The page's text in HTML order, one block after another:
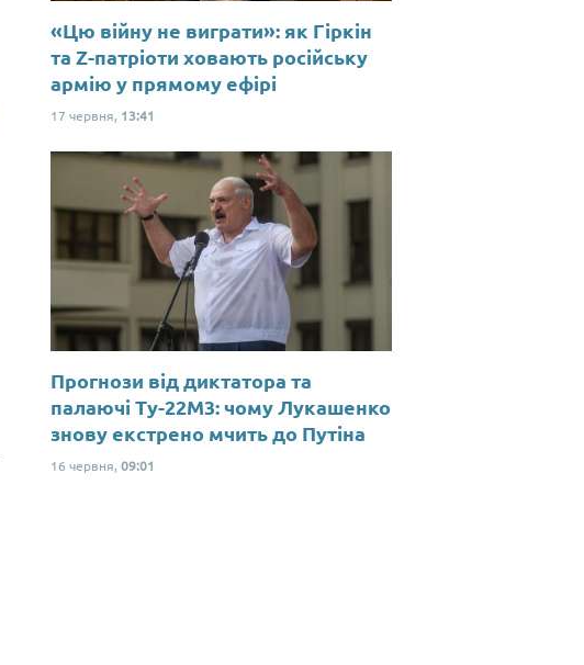
«Цю війну не виграти»: як Гіркін
та Z-патріоти ховають російську
армію у прямому ефірі
17 червня, 13:41
Прогнози від диктатора та
палаючі Ту-22М3: чому Лукашенко
знову екстрено мчить до Путіна
16 червня, 09:01